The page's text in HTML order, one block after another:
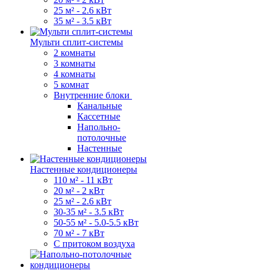
25 м² - 2.6 кВт
35 м² - 3.5 кВт
Мульти сплит-системы
2 комнаты
3 комнаты
4 комнаты
5 комнат
Внутренние блоки
Канальные
Кассетные
Напольно-
потолочные
Настенные
Настенные кондиционеры
110 м² - 11 кВт
20 м² - 2 кВт
25 м² - 2.6 кВт
30-35 м² - 3.5 кВт
50-55 м² - 5.0-5.5 кВт
70 м² - 7 кВт
С притоком воздуха